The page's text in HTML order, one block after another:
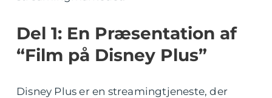
Del 1: En Præsentation af
“Film på Disney Plus”
Disney Plus er en streamingtjeneste, der